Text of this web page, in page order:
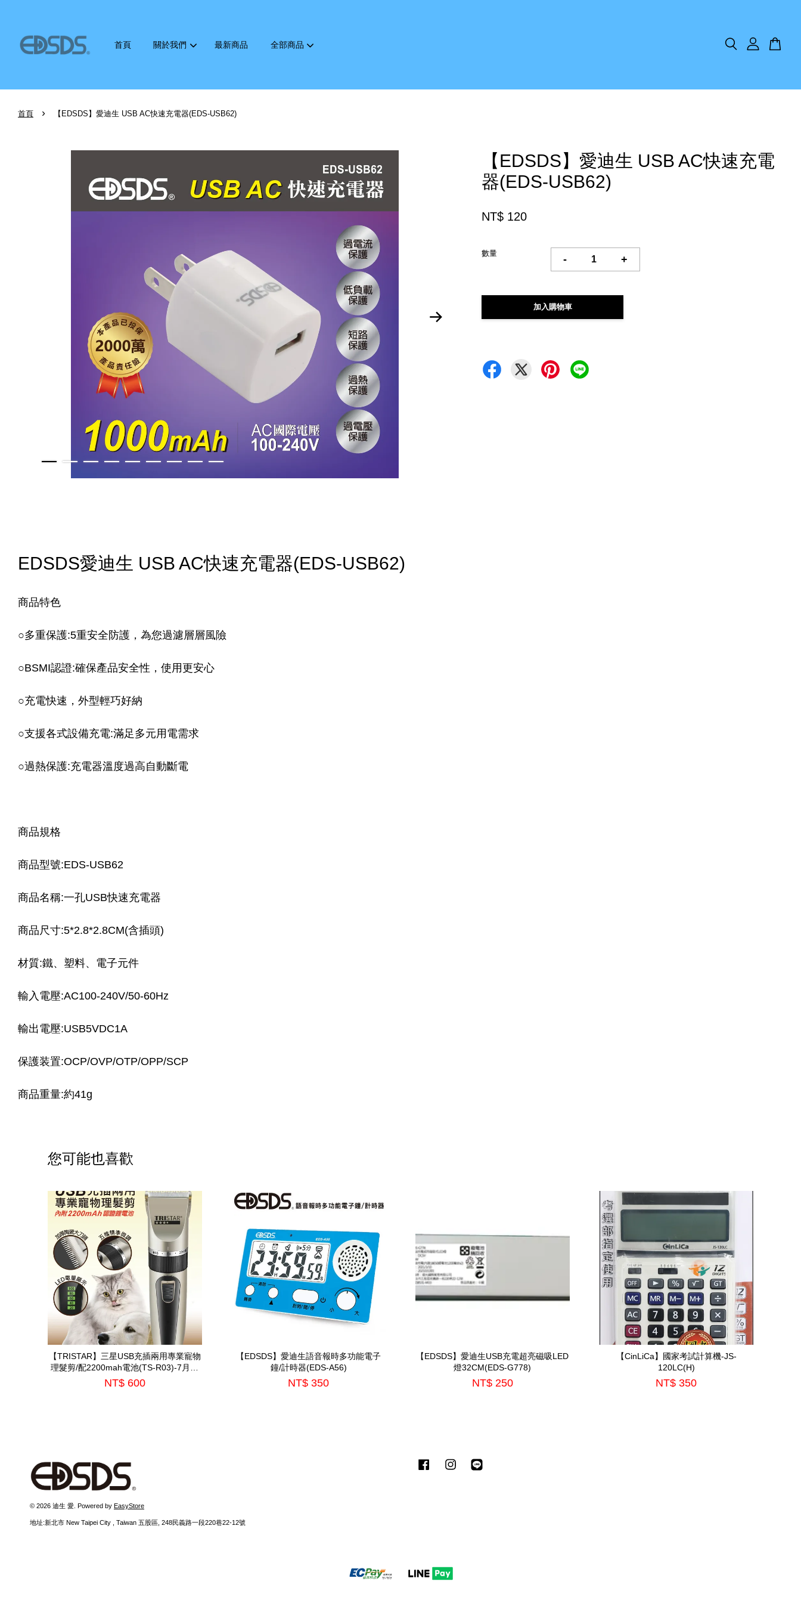
首頁 關於我們 最新商品 全部商品
首頁 › 【EDSDS】愛迪生 USB AC快速充電器(EDS-USB62)
【EDSDS】愛迪生 USB AC快速充電
器(EDS-USB62)
NT$ 120
數量
- +
加入購物車
EDSDS愛迪生 USB AC快速充電器(EDS-USB62)
商品特色
○多重保護:5重安全防護，為您過濾層層風險
○BSMI認證:確保產品安全性，使用更安心
○充電快速，外型輕巧好納
○支援各式設備充電:滿足多元用電需求
○過熱保護:充電器溫度過高自動斷電
商品規格
商品型號:EDS-USB62
商品名稱:一孔USB快速充電器
商品尺寸:5*2.8*2.8CM(含插頭)
材質:鐵、塑料、電子元件
輸入電壓:AC100-240V/50-60Hz
輸出電壓:USB5VDC1A
保護装置:OCP/OVP/OTP/OPP/SCP
商品重量:約41g
您可能也喜歡
【TRISTAR】三星USB充插兩用專業寵物
理髮剪/配2200mah電池(TS-R03)-7月中
到貨
NT$ 600
【EDSDS】愛迪生語音報時多功能電子
鐘/計時器(EDS-A56)
NT$ 350
【EDSDS】愛迪生USB充電超亮磁吸LED
燈32CM(EDS-G778)
NT$ 250
【CinLiCa】國家考試計算機-JS-
120LC(H)
NT$ 350
© 2026 迪生 愛. Powered by EasyStore
地址:新北市 New Taipei City , Taiwan 五股區, 248民義路一段220巷22-12號
Facebook Instagram